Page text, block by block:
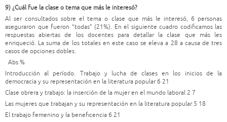
9) ¿Cuál fue la clase o tema que más le interesó?
Al ser consultados sobre el tema o clase que más le interesó, 6 personas
aseguraron que fueron “todas” (21%). En el siguiente cuadro codificamos las
respuestas abiertas de los docentes para detallar la clase que más les
enriqueció. La suma de los totales en este caso se eleva a 28 a causa de tres
casos de opciones dobles.
Abs %
Introducción al período. Trabajo y lucha de clases en los inicios de la
democracia y su representación en la literatura popular 6 21
Clase obrera y trabajo: la inserción de la mujer en el mundo laboral 2 7
Las mujeres que trabajan y su representación en la literatura popular 5 18
El trabajo femenino y la beneficencia 6 21